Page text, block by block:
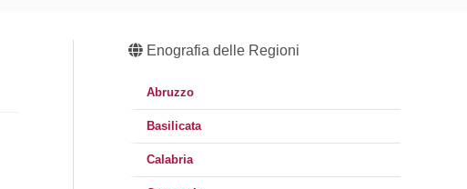
Enografia delle Regioni
Abruzzo
Basilicata
Calabria